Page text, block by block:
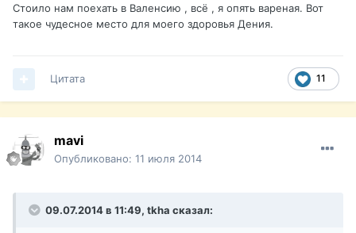
Стоило нам поехать в Валенсию , всё , я опять вареная. Вот
такое чудесное место для моего здоровья Дения.
11
Цитата
mavi
Опубликовано: 11 июля 2014
09.07.2014 в 11:49, tkha сказал: